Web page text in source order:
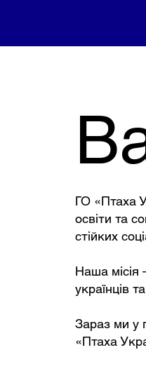
ГО «Птаха
освіти та
стійких
Наша місія
українців
Зараз ми у
«Птаха